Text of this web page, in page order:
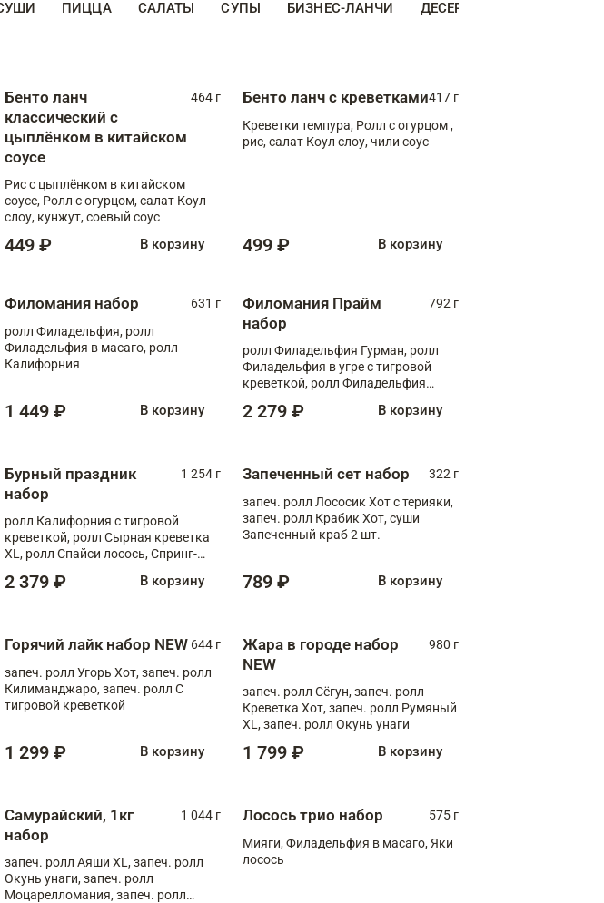
ПИЦЦА САЛАТЫ СУПЫ БИЗНЕС-ЛАНЧИ ДЕСЕРТЫ
Бенто ланч
классический с
цыплёнком в китайском
соусе
464 г
Рис с цыплёнком в китайском
соусе, Ролл с огурцом, салат Коул
слоу, кунжут, соевый соус
449 ₽ В корзину
Бенто ланч с креветками417 г
Креветки темпура, Ролл с огурцом ,
рис, салат Коул слоу, чили соус
499 ₽ В корзину
Филомания набор
631 г
ролл Филадельфия, ролл
Филадельфия в масаго, ролл
Калифорния
1 449 ₽ В корзину
Филомания Прайм
набор
792 г
ролл Филадельфия Гурман, ролл
Филадельфия в угре с тигровой
креветкой, ролл Филадельфия
2 279 ₽ В корзину
Бурный праздник
набор
1 254 г
ролл Калифорния с тигровой
креветкой, ролл Сырная креветка
XL, ролл Спайси лосось, Спринг-
Медовая креветка
2 379 ₽ В корзину
Запеченный сет набор
322 г
запеч. ролл Лососик Хот с терияки,
запеч. ролл Крабик Хот, суши
Запеченный краб 2 шт.
789 ₽ В корзину
Горячий лайк набор NEW 644 г
запеч. ролл Угорь Хот, запеч. ролл
Килиманджаро, запеч. ролл С
тигровой креветкой
1 299 ₽ В корзину
Жара в городе набор
NEW
980 г
запеч. ролл Сёгун, запеч. ролл
Креветка Хот, запеч. ролл Румяный
XL, запеч. ролл Окунь унаги
1 799 ₽ В корзину
Самурайский, 1кг
набор
1 044 г
запеч. ролл Аяши XL, запеч. ролл
Окунь унаги, запеч. ролл
Моцарелломания, запеч. ролл
Лосось трио набор
575 г
Мияги, Филадельфия в масаго, Яки
лосось